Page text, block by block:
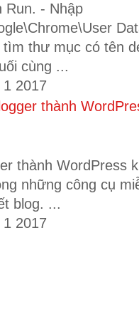
Run. - Nhập
\Chrome\User
tìm thư mục có tên
cùng ...
2017
thành
thành WordPress
những công cụ
blog. ...
2017